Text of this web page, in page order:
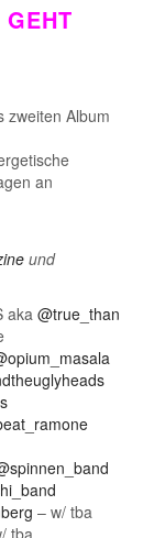
zweiten Album
an
und
aka @true_than
– w/ tba
tba